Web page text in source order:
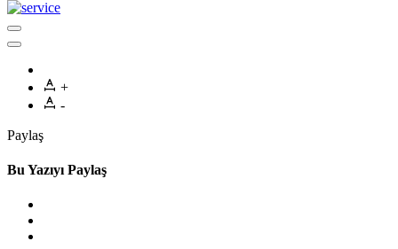
+
-
Paylaş
Bu Yazıyı Paylaş